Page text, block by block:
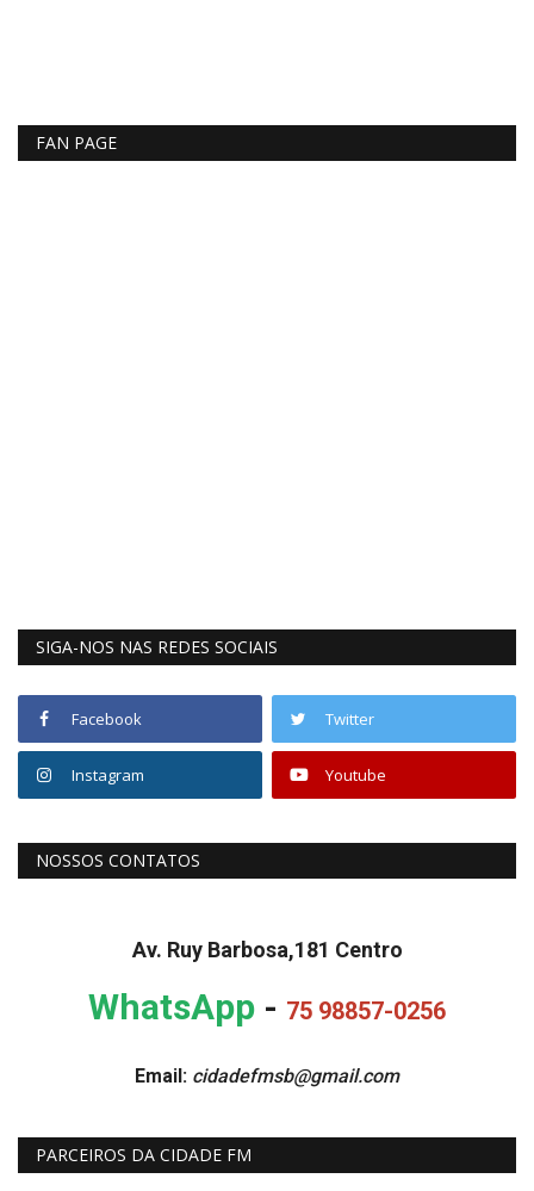
FAN PAGE
SIGA-NOS NAS REDES SOCIAIS
Facebook Twitter
Instagram Youtube
NOSSOS CONTATOS
Av. Ruy Barbosa,181 Centro
WhatsApp - 75 98857-0256
Email: cidadefmsb@gmail.com
PARCEIROS DA CIDADE FM